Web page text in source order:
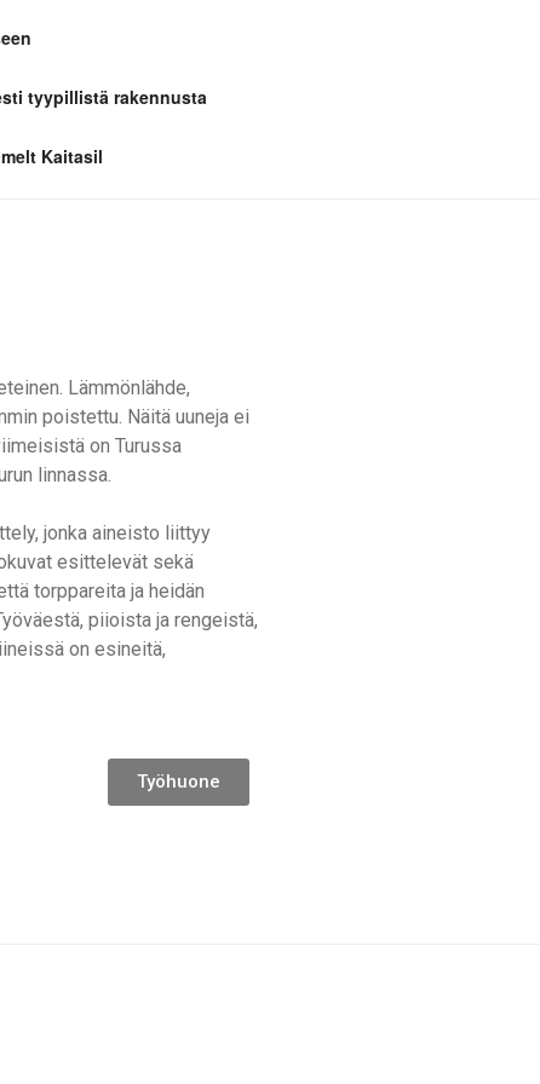
tyypillistä rakennusta
Kaitasil
Lämmönlähde,
poistettu. Näitä uuneja ei
on Turussa
linnassa.
jonka aineisto liittyy
esittelevät sekä
torppareita ja heidän
piioista ja rengeistä,
on esineitä,
Työhuone